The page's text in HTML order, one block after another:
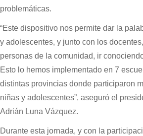
problemáticas.
“Este dispositivo nos permite dar la
y adolescentes, y junto con los
personas de la comunidad, ir
Esto lo hemos implementado en 7
distintas provincias donde participaron
niñas y adolescentes”, aseguró el
Adrián Luna Vázquez.
Durante esta jornada, y con la